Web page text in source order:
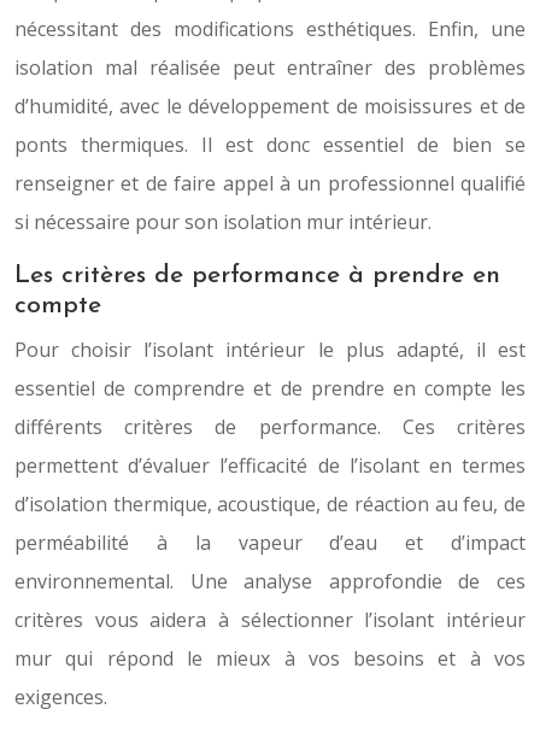
nécessitant des modifications esthétiques. Enfin, une
isolation mal réalisée peut entraîner des problèmes
d’humidité, avec le développement de moisissures et de
ponts thermiques. Il est donc essentiel de bien se
renseigner et de faire appel à un professionnel qualifié
si nécessaire pour son isolation mur intérieur.
Les critères de performance à prendre en
compte
Pour choisir l’isolant intérieur le plus adapté, il est
essentiel de comprendre et de prendre en compte les
différents critères de performance. Ces critères
permettent d’évaluer l’efficacité de l’isolant en termes
d’isolation thermique, acoustique, de réaction au feu, de
perméabilité à la vapeur d’eau et d’impact
environnemental. Une analyse approfondie de ces
critères vous aidera à sélectionner l’isolant intérieur
mur qui répond le mieux à vos besoins et à vos
exigences.